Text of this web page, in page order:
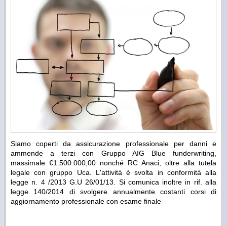
Siamo coperti da assicurazione professionale per danni e
ammende a terzi con Gruppo AIG Blue funderwriting,
massimale €1.500.000,00 nonché RC Anaci, oltre alla tutela
legale con gruppo Uca. L'attività è svolta in conformità alla
legge n. 4 /2013 G.U 26/01/13. Si comunica inoltre in rif. alla
legge 140/2014 di svolgere annualmente costanti corsi di
aggiornamento professionale con esame finale